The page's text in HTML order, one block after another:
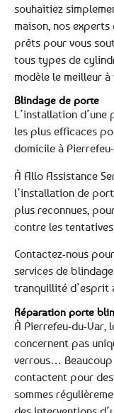
souhaitiez
maison, nos
prêts pour vous
tous types de
modèle le meilleur à
Blindage de porte
L’installation
les plus efficaces
domicile à
À Allo Assistance
l’installation de
plus reconnues,
contre les
Contactez-nous
services de
tranquillité d’esprit
Réparation porte
À Pierrefeu-du-Var,
concernent pas
verrous… Beaucoup
contactent pour
sommes